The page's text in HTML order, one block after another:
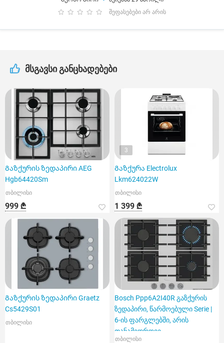
შეფასებები არ არის
მსგავსი განცხადებები
Გაზქურის ზედაპირი AEG
Hgb64420Sm
თბილისი
999 ₾
3
Გაზქურა Electrolux
Lkm624022W
თბილისი
1 399 ₾
Გაზქურის ზედაპირი Graetz
Cs5429S01
თბილისი
Bosch Ppp6A2I40R გაზქურის
ზედაპირი, წარმოებული Serie |
6-ის ფარგლებში, არის
თანამედროვე
თბილისი